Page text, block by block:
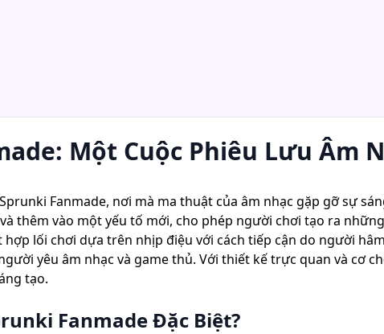
Một Cuộc Phiêu Lưu Âm
Fanmade, nơi mà ma thuật của âm nhạc gặp gỡ sự
thêm vào một yếu tố mới, cho phép người chơi tạo ra
lối chơi dựa trên nhịp điệu với cách tiếp cận do người
yêu âm nhạc và game thủ. Với thiết kế trực quan và cơ
tạo.
Fanmade Đặc Biệt?